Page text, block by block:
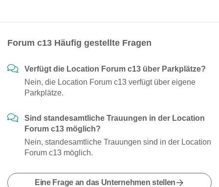
Forum c13 Häufig gestellte Fragen
Verfügt die Location Forum c13 über Parkplätze?
Nein, die Location Forum c13 verfügt über eigene
Parkplätze.
Sind standesamtliche Trauungen in der Location
Forum c13 möglich?
Nein, standesamtliche Trauungen sind in der Location
Forum c13 möglich.
Eine Frage an das Unternehmen stellen